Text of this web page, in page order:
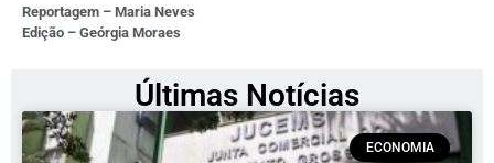
Reportagem – Maria Neves
Edição – Geórgia Moraes
Últimas Notícias
ECONOMIA